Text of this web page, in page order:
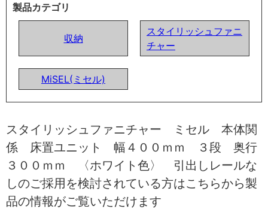
製品カテゴリ
収納
スタイリッシュファニ
チャー
MiSEL(ミセル)
スタイリッシュファニチャー ミセル 本体関
係 床置ユニット 幅４００ｍｍ ３段 奥行
３００ｍｍ 〈ホワイト色〉 引出しレールな
しのご採用を検討されている方はこちらから製
品の情報がご覧いただけます